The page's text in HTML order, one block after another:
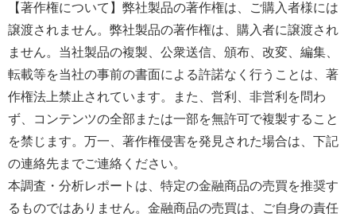
【著作権について】弊社製品の著作権は、ご購入者様には
譲渡されません。弊社製品の著作権は、購入者に譲渡され
ません。当社製品の複製、公衆送信、頒布、改変、編集、
転載等を当社の事前の書面による許諾なく行うことは、著
作権法上禁止されています。また、営利、非営利を問わ
ず、コンテンツの全部または一部を無許可で複製すること
を禁じます。万一、著作権侵害を発見された場合は、下記
の連絡先までご連絡ください。
本調査・分析レポートは、特定の金融商品の売買を推奨す
るものではありません。金融商品の売買は、ご自身の責任